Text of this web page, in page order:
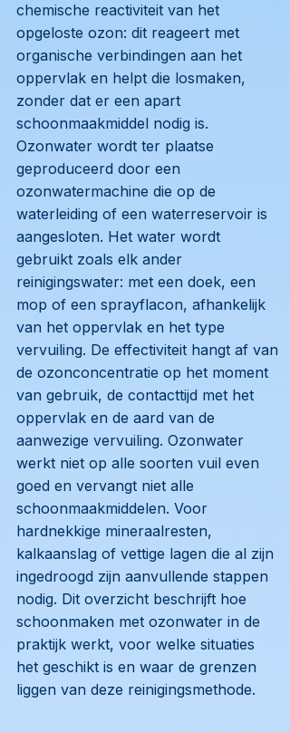
chemische reactiviteit van het
opgeloste ozon: dit reageert met
organische verbindingen aan het
oppervlak en helpt die losmaken,
zonder dat er een apart
schoonmaakmiddel nodig is.
Ozonwater wordt ter plaatse
geproduceerd door een
ozonwatermachine die op de
waterleiding of een waterreservoir is
aangesloten. Het water wordt
gebruikt zoals elk ander
reinigingswater: met een doek, een
mop of een sprayflacon, afhankelijk
van het oppervlak en het type
vervuiling. De effectiviteit hangt af van
de ozonconcentratie op het moment
van gebruik, de contacttijd met het
oppervlak en de aard van de
aanwezige vervuiling. Ozonwater
werkt niet op alle soorten vuil even
goed en vervangt niet alle
schoonmaakmiddelen. Voor
hardnekkige mineraalresten,
kalkaanslag of vettige lagen die al zijn
ingedroogd zijn aanvullende stappen
nodig. Dit overzicht beschrijft hoe
schoonmaken met ozonwater in de
praktijk werkt, voor welke situaties
het geschikt is en waar de grenzen
liggen van deze reinigingsmethode.